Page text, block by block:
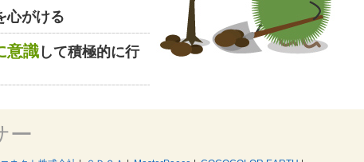
心がける
意識して積極的に行
ー